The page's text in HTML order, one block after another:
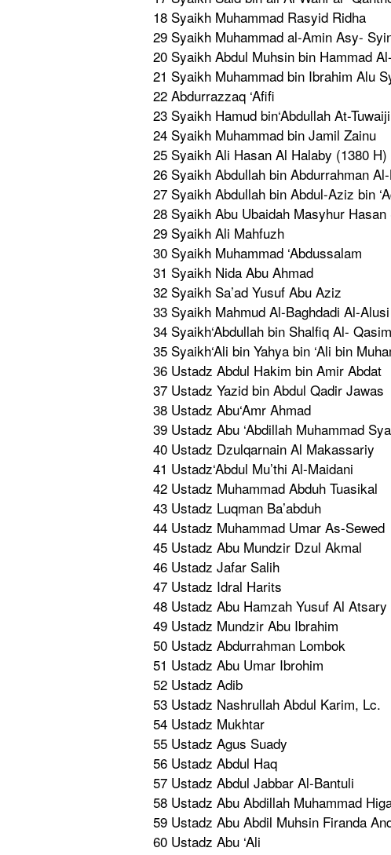
18 Syaikh Muhammad Rasyid Ridha
29 Syaikh Muhammad al-Amin Asy-
20 Syaikh Abdul Muhsin bin Hammad
21 Syaikh Muhammad bin Ibrahim Alu
22 Abdurrazzaq ‘Afifi
23 Syaikh Hamud bin‘Abdullah At-Tuwaiji
24 Syaikh Muhammad bin Jamil Zainu
25 Syaikh Ali Hasan Al Halaby (1380 H)
26 Syaikh Abdullah bin Abdurrahman
27 Syaikh Abdullah bin Abdul-Aziz bin
28 Syaikh Abu Ubaidah Masyhur
29 Syaikh Ali Mahfuzh
30 Syaikh Muhammad ‘Abdussalam
31 Syaikh Nida Abu Ahmad
32 Syaikh Sa’ad Yusuf Abu Aziz
33 Syaikh Mahmud Al-Baghdadi Al-Alusi
34 Syaikh‘Abdullah bin Shalfiq Al-
35 Syaikh‘Ali bin Yahya bin ‘Ali bin
36 Ustadz Abdul Hakim bin Amir Abdat
37 Ustadz Yazid bin Abdul Qadir Jawas
38 Ustadz Abu‘Amr Ahmad
39 Ustadz Abu ‘Abdillah Muhammad
40 Ustadz Dzulqarnain Al Makassariy
41 Ustadz‘Abdul Mu’thi Al-Maidani
42 Ustadz Muhammad Abduh Tuasikal
43 Ustadz Luqman Ba’abduh
44 Ustadz Muhammad Umar As-Sewed
45 Ustadz Abu Mundzir Dzul Akmal
46 Ustadz Jafar Salih
47 Ustadz Idral Harits
48 Ustadz Abu Hamzah Yusuf Al Atsary
49 Ustadz Mundzir Abu Ibrahim
50 Ustadz Abdurrahman Lombok
51 Ustadz Abu Umar Ibrohim
52 Ustadz Adib
53 Ustadz Nashrullah Abdul Karim, Lc.
54 Ustadz Mukhtar
55 Ustadz Agus Suady
56 Ustadz Abdul Haq
57 Ustadz Abdul Jabbar Al-Bantuli
58 Ustadz Abu Abdillah Muhammad
59 Ustadz Abu Abdil Muhsin Firanda
60 Ustadz Abu ‘Ali